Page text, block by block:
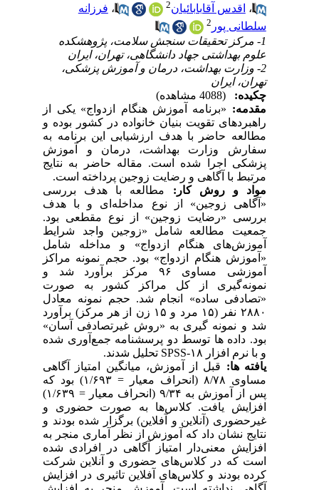
،اقدس آقابابائیان 2 ،فرزانه
سلطانی پور
1- مرکز تحقیقات سنجش سلامت، پژوهشکده
علوم بهداشتی جهاد دانشگاهی، تهران، ایران
2- وزارت بهداشت، درمان و آموزش پزشکی،
تهران، ایران
چکیده:
مقدمه:«برنامه آموزش هنگام ازدواج» یکی از
راهبردهای تقویت بنیان خانواده در کشور بوده و
مطالعه حاضر با هدف ارزشیابی این برنامه به
سفارش وزارت بهداشت، درمان و آموزش
پزشکی اجرا شده است. مقاله حاضر به نتایج
مرتبط با آگاهی و رضایت زوجین ‌پرداخته است.
مواد و روش کار: مطالعه با هدف بررسی
«آگاهی زوجین» از نوع مداخله‌ای و با هدف
بررسی «رضایت زوجین» از نوع مقطعی بود.
جمعیت مطالعه شامل «زوجین واجد شرایط
آموزش‌های هنگام ازدواج» و مداخله شامل
«آموزش هنگام ازدواج» بود. حجم نمونه مراکز
آموزشی مساوی ۹۶ مرکز برآورد شد و
نمونه‌گیری از کل مراکز کشور به صورت
«تصادفی ساده» انجام شد. حجم نمونه معادل
۲۸۸۰ نفر (۱۵ مرد و ۱۵ زن از هر مرکز) برآورد
شد و نمونه گیری به «روش غیرتصادفی آسان»
بود. داده ها توسط دو پرسشنامه جمع‌آوری شده
و با نرم افزار SPSS-۱۸ تحلیل شدند.
یافته ها:قبل از آموزش، میانگین امتیاز آگاهی
مساوی ۸/۷۸ (انحراف معیار = ۱/۶۹۳) بود که
پس از آموزش به ۹/۳۴ (انحراف معیار = ۱/۶۳۹)
افزایش یافت. کلاس‌ها به صورت حضوری و
غیرحضوری (آنلاین و آفلاین) برگزار شده بودند و
نتایج نشان داد که آموزش از نظر آماری منجر به
افزایش معنی‌دار امتیاز آگاهی در افرادی شده
است که در کلاس‌های حضوری و آنلاین شرکت
کرده بودند و کلاس‌های آفلاین تاثیری در افزایش